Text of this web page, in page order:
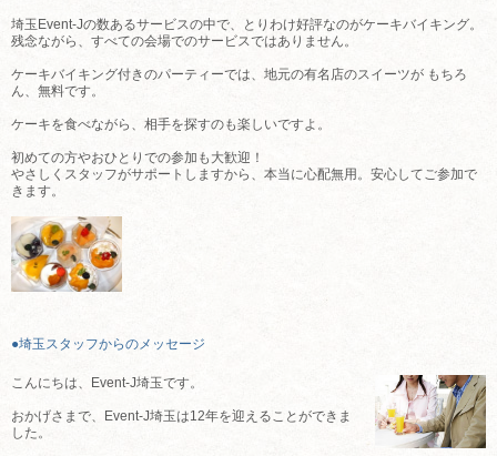
埼玉Event-Jの数あるサービスの中で、とりわけ好評なのがケーキバイキング。
残念ながら、すべての会場でのサービスではありません。
ケーキバイキング付きのパーティーでは、地元の有名店のスイーツが もちろ
ん、無料です。
ケーキを食べながら、相手を探すのも楽しいですよ。
初めての方やおひとりでの参加も大歓迎！
やさしくスタッフがサポートしますから、本当に心配無用。安心してご参加で
きます。
●埼玉スタッフからのメッセージ
こんにちは、Event-J埼玉です。
おかげさまで、Event-J埼玉は12年を迎えることができま
した。